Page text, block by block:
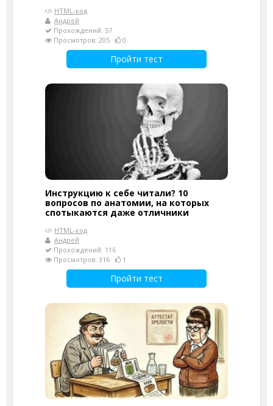
HTML-код
Андрей
Прохождений: 57
Просмотров: 205
0
Пройти тест
Инструкцию к себе читали? 10
вопросов по анатомии, на которых
спотыкаются даже отличники
HTML-код
Андрей
Прохождений: 116
Просмотров: 316
1
Пройти тест